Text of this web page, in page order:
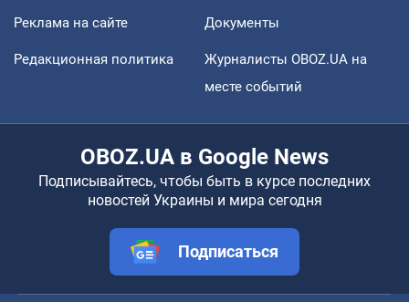
Реклама на сайте Документы
Редакционная политика
Журналисты OBOZ.UA на
месте событий
OBOZ.UA в Google News
Подписывайтесь, чтобы быть в курсе последних
новостей Украины и мира сегодня
Подписаться